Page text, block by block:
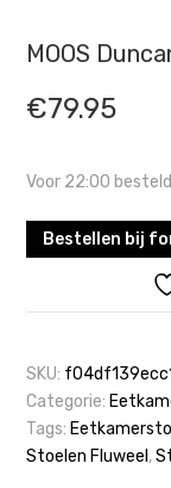
MOOS
€79.95
Voor 22:00
Bestellen bij
SKU:
Categorie:
Tags:
Stoelen Fluweel ,